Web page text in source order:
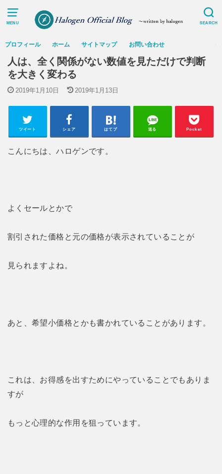
MENU SEARCH
プロフィール ホーム サイトマップ お問い合わせ
人は、全く関係がない数値を見ただけで判断
を大きく変わる
2019年1月10日 2019年1月13日
ツイート シェア はてブ 送る Pocket
こんにちは、ハロゲンです。
よくセールとかで
割引された価格と元の価格が表示されていることが
見られますよね。
あと、希望小価格とかも書かれていることがあります。
これは、お得感を出すためにやっていることでもありま
すが
もっと心理的な作用を狙っています。